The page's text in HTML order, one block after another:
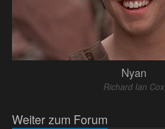
Nyan
Richard Ian Cox
Weiter zum Forum